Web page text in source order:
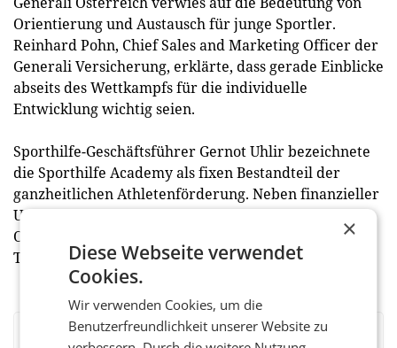
Orientierung und Austausch für junge Sportler.
Reinhard Pohn, Chief Sales and Marketing Officer der
Generali Versicherung, erklärte, dass gerade Einblicke
abseits des Wettkampfs für die individuelle
Entwicklung wichtig seien.
Sporthilfe-Geschäftsführer Gernot Uhlir bezeichnete
die Sporthilfe Academy als fixen Bestandteil der
ganzheitlichen Athletenförderung. Neben finanzieller
Unterstützung wolle man den Sportlern auch Wissen,
Orientierung und Inspiration vermitteln. Weitere
Termine seien bereits geplant. (red)
BEWERTEN SIE DIESEN ARTIKEL
×
Diese Webseite verwendet
Cookies.
Wir verwenden Cookies, um die
Benutzerfreundlichkeit unserer Website zu